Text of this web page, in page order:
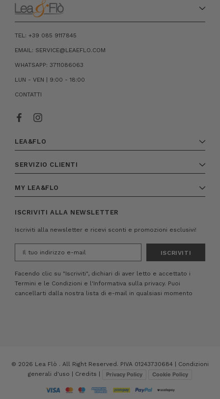
TEL: +39 085 9117845
EMAIL: SERVICE@LEAEFLO.COM
WHATSAPP: 3711086063
LUN - VEN | 9:00 - 18:00
CONTATTI
LEA&FLO
SERVIZIO CLIENTI
MY LEA&FLO
ISCRIVITI ALLA NEWSLETTER
Iscriviti alla newsletter e ricevi sconti e promozioni esclusivi!
Facendo clic su "Iscriviti", dichiari di aver letto e accettato i
Termini e le Condizioni e l'Informativa sulla privacy. Puoi
cancellarti dalla nostra lista di e-mail in qualsiasi momento
© 2026 Lea Flò . All Right Reserved. PIVA 01243730684 | Condizioni
generali d'uso
Credits Privacy Policy Cookie Policy